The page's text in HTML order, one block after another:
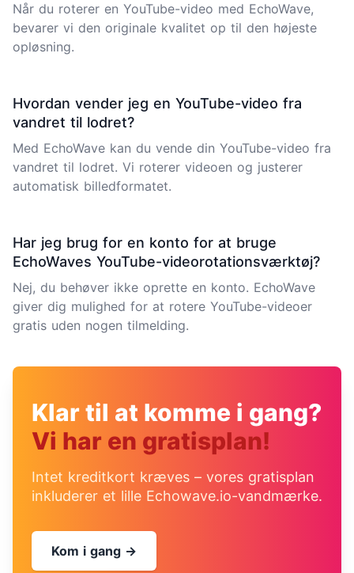
Når du roterer en YouTube-video med EchoWave,
bevarer vi den originale kvalitet op til den højeste
opløsning.
Hvordan vender jeg en YouTube-video fra
vandret til lodret?
Med EchoWave kan du vende din YouTube-video fra
vandret til lodret. Vi roterer videoen og justerer
automatisk billedformatet.
Har jeg brug for en konto for at bruge
EchoWaves YouTube-videorotationsværktøj?
Nej, du behøver ikke oprette en konto. EchoWave
giver dig mulighed for at rotere YouTube-videoer
gratis uden nogen tilmelding.
Klar til at komme i gang?
Vi har en gratisplan!
Intet kreditkort kræves – vores gratisplan
inkluderer et lille Echowave.io-vandmærke.
Kom i gang →